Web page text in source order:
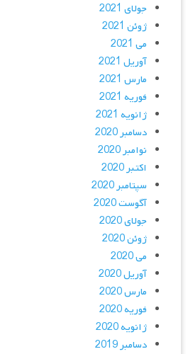
جولای 2021
ژوئن 2021
می 2021
آوریل 2021
مارس 2021
فوریه 2021
ژانویه 2021
دسامبر 2020
نوامبر 2020
اکتبر 2020
سپتامبر 2020
آگوست 2020
جولای 2020
ژوئن 2020
می 2020
آوریل 2020
مارس 2020
فوریه 2020
ژانویه 2020
دسامبر 2019